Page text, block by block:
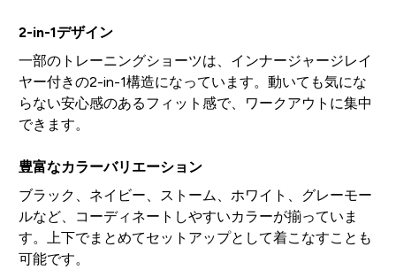
2-in-1デザイン
一部のトレーニングショーツは、インナージャージレイ
ヤー付きの2-in-1構造になっています。動いても気にな
らない安心感のあるフィット感で、ワークアウトに集中
できます。
豊富なカラーバリエーション
ブラック、ネイビー、ストーム、ホワイト、グレーモー
ルなど、コーディネートしやすいカラーが揃っていま
す。上下でまとめてセットアップとして着こなすことも
可能です。